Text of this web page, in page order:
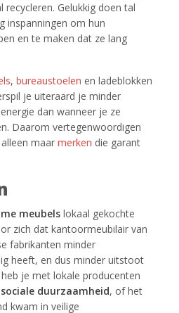
Gelukkig doen tal
inspanningen om hun
en te maken dat ze lang
,bureaustoelen en ladeblokken
je uiteraard je minder
dan wanneer je ze
Daarom vertegenwoordigen
maarmerken die garant
meubelslokaal gekochte
zich dat kantoormeubilair van
fabrikanten minder
heeft, en dus minder uitstoot
je met lokale producenten
sociale duurzaamheid, of het
kwam in veilige